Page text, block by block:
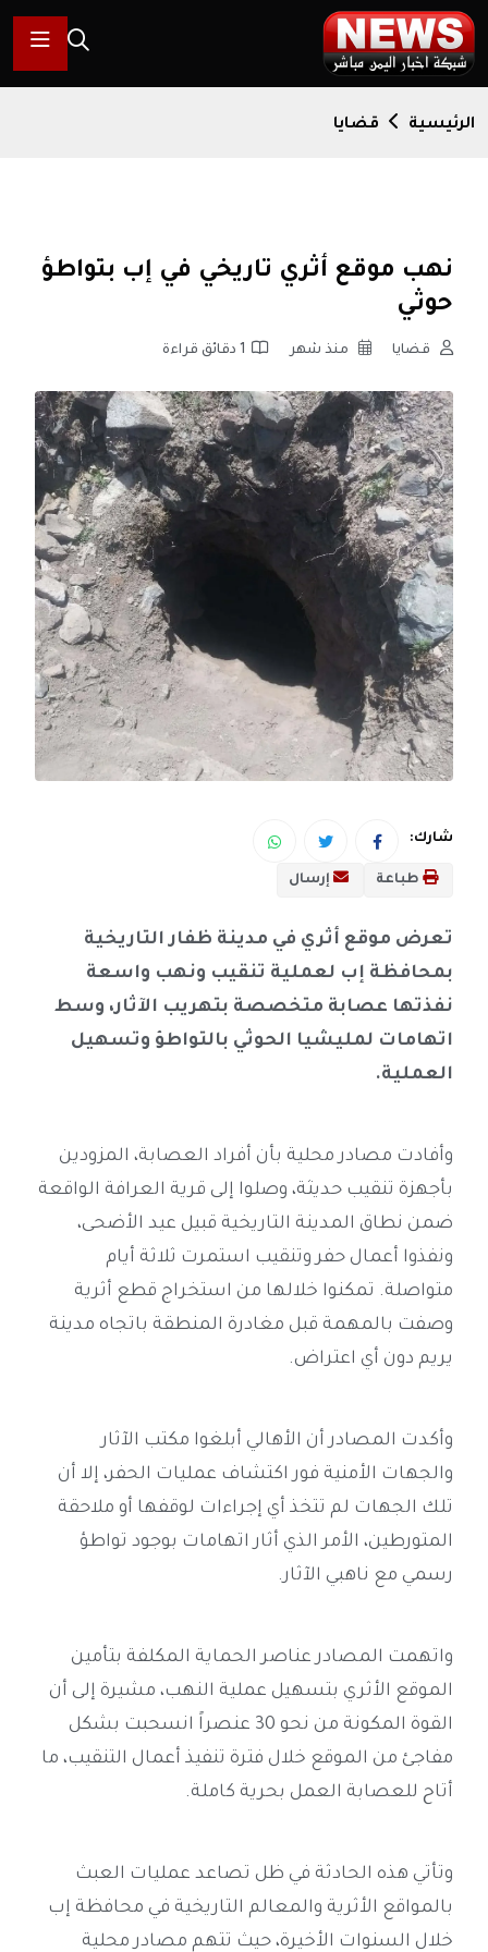
الرئيسية قضايا
نهب موقع أثري تاريخي في إب بتواطؤ
حوثي
قضايا منذ شهر 1 دقائق قراءة
شارك:
طباعة إرسال
تعرض موقع أثري في مدينة ظفار التاريخية
بمحافظة إب لعملية تنقيب ونهب واسعة
نفذتها عصابة متخصصة بتهريب الآثار، وسط
اتهامات لمليشيا الحوثي بالتواطؤ وتسهيل
العملية.
وأفادت مصادر محلية بأن أفراد العصابة، المزودين
بأجهزة تنقيب حديثة، وصلوا إلى قرية العرافة الواقعة
ضمن نطاق المدينة التاريخية قبيل عيد الأضحى،
ونفذوا أعمال حفر وتنقيب استمرت ثلاثة أيام
متواصلة. تمكنوا خلالها من استخراج قطع أثرية
وصفت بالمهمة قبل مغادرة المنطقة باتجاه مدينة
يريم دون أي اعتراض.
وأكدت المصادر أن الأهالي أبلغوا مكتب الآثار
والجهات الأمنية فور اكتشاف عمليات الحفر، إلا أن
تلك الجهات لم تتخذ أي إجراءات لوقفها أو ملاحقة
المتورطين، الأمر الذي أثار اتهامات بوجود تواطؤ
رسمي مع ناهبي الآثار.
واتهمت المصادر عناصر الحماية المكلفة بتأمين
الموقع الأثري بتسهيل عملية النهب، مشيرة إلى أن
القوة المكونة من نحو 30 عنصراً انسحبت بشكل
مفاجئ من الموقع خلال فترة تنفيذ أعمال التنقيب، ما
أتاح للعصابة العمل بحرية كاملة.
وتأتي هذه الحادثة في ظل تصاعد عمليات العبث
بالمواقع الأثرية والمعالم التاريخية في محافظة إب
خلال السنوات الأخيرة، حيث تتهم مصادر محلية